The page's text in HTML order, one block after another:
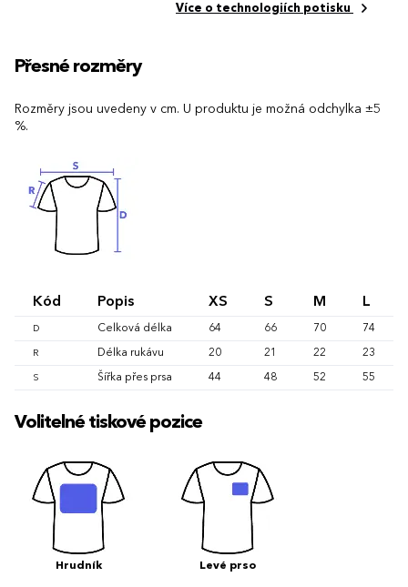
Více o technologiích potisku
Přesné rozměry
Rozměry jsou uvedeny v cm. U produktu je možná odchylka ±5
%.
Kód Popis XS S M L
D Celková délka 64 66 70 74
R Délka rukávu 20 21 22 23
S Šířka přes prsa 44 48 52 55
Volitelné tiskové pozice
Hrudník Levé prso